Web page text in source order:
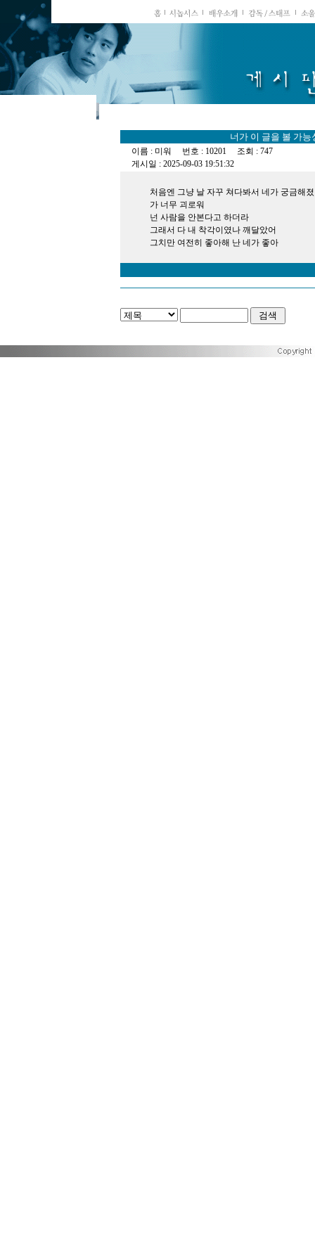
너가 이 글을 볼 가
이름 : 미워 번호 : 10201 조회 : 747
게시일 : 2025-09-03 19:51:32
처음엔 그냥 날 자꾸 쳐다봐서 네가 궁금해
가 너무 괴로워
넌 사람을 안본다고 하더라
그래서 다 내 착각이였나 깨달았어
그치만 여전히 좋아해 난 네가 좋아